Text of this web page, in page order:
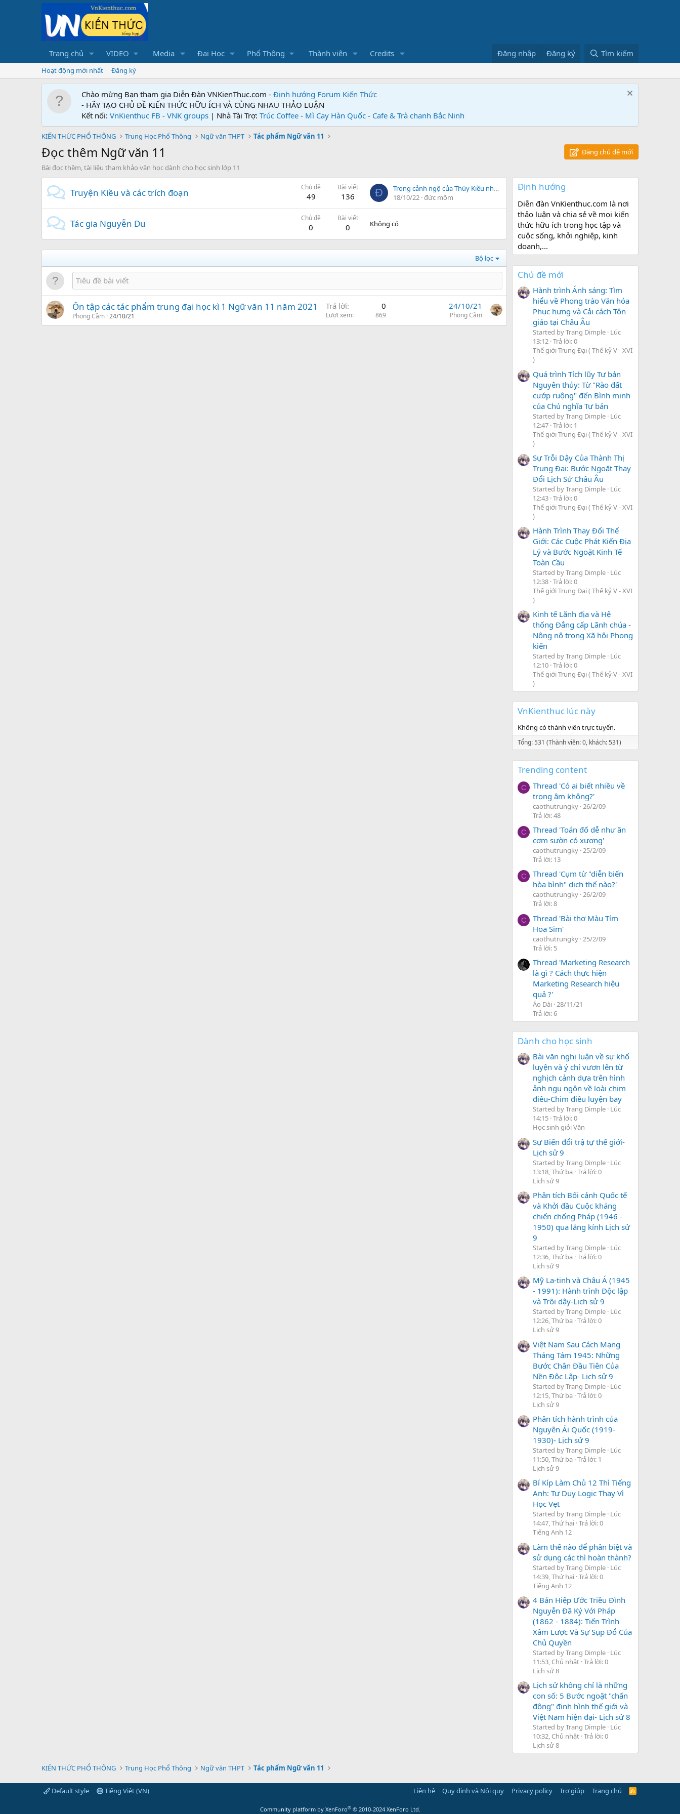
Trang chủ VIDEO Media Đại Học Phổ Thông Thành viên Credits Đăng nhập Đăng ký Tìm kiếm
Hoạt động mới nhất Đăng ký
Chào mừng Bạn tham gia Diễn Đàn VNKienThuc.com - Định hướng Forum Kiến Thức
- HÃY TẠO CHỦ ĐỀ KIẾN THỨC HỮU ÍCH VÀ CÙNG NHAU THẢO LUẬN
Kết nối: VnKienthuc FB - VNK groups | Nhà Tài Trợ: Trúc Coffee - Mì Cay Hàn Quốc - Cafe & Trà chanh Bắc Ninh
KIẾN THỨC PHỔ THÔNG Trung Học Phổ Thông Ngữ văn THPT Tác phẩm Ngữ văn 11
Đọc thêm Ngữ văn 11
Đăng chủ đề mới
Bài đọc thêm, tài liệu tham khảo văn học dành cho học sinh lớp 11
Truyện Kiều và các trích đoạn Chủ đề
49
Bài viết
136 Đ
Trong cảnh ngộ của Thúy Kiều những lời nói trong "Trao duyên" là thích hợp hơn cả.
18/10/22 đức mõm
Tác gia Nguyễn Du Chủ đề
0
Bài viết
0 Không có
Bộ lọc
Ôn tập các tác phẩm trung đại học kì 1 Ngữ văn 11 năm 2021
Phong Cầm 24/10/21
Trả lời 0
Lượt xem 869
24/10/21
Phong Cầm
Định hướng
Diễn đàn VnKienthuc.com là nơi
thảo luận và chia sẻ về mọi kiến
thức hữu ích trong học tập và
cuộc sống, khởi nghiệp, kinh
doanh,...
Chủ đề mới
Hành trình Ánh sáng: Tìm
hiểu về Phong trào Văn hóa
Phục hưng và Cải cách Tôn
giáo tại Châu Âu
Started by Trang Dimple Lúc
13:12 Trả lời: 0
Thế giới Trung Đại ( Thế kỷ V - XVI
)
Quá trình Tích lũy Tư bản
Nguyên thủy: Từ "Rào đất
cướp ruộng" đến Bình minh
của Chủ nghĩa Tư bản
Started by Trang Dimple Lúc
12:47 Trả lời: 1
Thế giới Trung Đại ( Thế kỷ V - XVI
)
Sự Trỗi Dậy Của Thành Thị
Trung Đại: Bước Ngoặt Thay
Đổi Lịch Sử Châu Âu
Started by Trang Dimple Lúc
12:43 Trả lời: 0
Thế giới Trung Đại ( Thế kỷ V - XVI
)
Hành Trình Thay Đổi Thế
Giới: Các Cuộc Phát Kiến Địa
Lý và Bước Ngoặt Kinh Tế
Toàn Cầu
Started by Trang Dimple Lúc
12:38 Trả lời: 0
Thế giới Trung Đại ( Thế kỷ V - XVI
)
Kinh tế Lãnh địa và Hệ
thống Đẳng cấp Lãnh chúa -
Nông nô trong Xã hội Phong
kiến
Started by Trang Dimple Lúc
12:10 Trả lời: 0
Thế giới Trung Đại ( Thế kỷ V - XVI
)
VnKienthuc lúc này
Không có thành viên trực tuyến.
Tổng: 531 (Thành viên: 0, khách: 531)
Trending content
C
Thread 'Có ai biết nhiều về
trọng âm không?'
caothutrungky 26/2/09
Trả lời: 48
C
Thread 'Toán đố dễ như ăn
cơm sườn có xương'
caothutrungky 25/2/09
Trả lời: 13
C
Thread 'Cụm từ "diễn biến
hòa bình" dịch thế nào?'
caothutrungky 26/2/09
Trả lời: 8
C
Thread 'Bài thơ Màu Tím
Hoa Sim'
caothutrungky 25/2/09
Trả lời: 5
Thread 'Marketing Research
là gì ? Cách thực hiện
Marketing Research hiệu
quả ?'
Áo Dài 28/11/21
Trả lời: 6
Dành cho học sinh
Bài văn nghị luận về sự khổ
luyện và ý chí vươn lên từ
nghịch cảnh dựa trên hình
ảnh ngụ ngôn về loài chim
điêu-Chim điêu luyện bay
Started by Trang Dimple Lúc
14:15 Trả lời: 0
Học sinh giỏi Văn
Sự Biến đổi trậ tự thế giới-
Lịch sử 9
Started by Trang Dimple Lúc
13:18, Thứ ba Trả lời: 0
Lịch sử 9
Phân tích Bối cảnh Quốc tế
và Khởi đầu Cuộc kháng
chiến chống Pháp (1946 -
1950) qua lăng kính Lịch sử
9
Started by Trang Dimple Lúc
12:36, Thứ ba Trả lời: 0
Lịch sử 9
Mỹ La-tinh và Châu Á (1945
- 1991): Hành trình Độc lập
và Trỗi dậy-Lịch sử 9
Started by Trang Dimple Lúc
12:26, Thứ ba Trả lời: 0
Lịch sử 9
Việt Nam Sau Cách Mạng
Tháng Tám 1945: Những
Bước Chân Đầu Tiên Của
Nền Độc Lập- Lịch sử 9
Started by Trang Dimple Lúc
12:15, Thứ ba Trả lời: 0
Lịch sử 9
Phân tích hành trình của
Nguyễn Ái Quốc (1919-
1930)- Lịch sử 9
Started by Trang Dimple Lúc
11:50, Thứ ba Trả lời: 1
Lịch sử 9
Bí Kíp Làm Chủ 12 Thì Tiếng
Anh: Tư Duy Logic Thay Vì
Học Vẹt
Started by Trang Dimple Lúc
14:47, Thứ hai Trả lời: 0
Tiếng Anh 12
Làm thế nào để phân biệt và
sử dụng các thì hoàn thành?
Started by Trang Dimple Lúc
14:39, Thứ hai Trả lời: 0
Tiếng Anh 12
4 Bản Hiệp Ước Triều Đình
Nguyễn Đã Ký Với Pháp
(1862 - 1884): Tiến Trình
Xâm Lược Và Sự Sụp Đổ Của
Chủ Quyền
Started by Trang Dimple Lúc
11:53, Chủ nhật Trả lời: 0
Lịch sử 8
Lịch sử không chỉ là những
con số: 5 Bước ngoặt "chấn
động" định hình thế giới và
Việt Nam hiện đại- Lịch sử 8
Started by Trang Dimple Lúc
10:32, Chủ nhật Trả lời: 0
Lịch sử 8
KIẾN THỨC PHỔ THÔNG Trung Học Phổ Thông Ngữ văn THPT Tác phẩm Ngữ văn 11
Default style Tiếng Việt (VN) Liên hệ Quy định và Nội quy Privacy policy Trợ giúp Trang chủ
R
Community platform by XenForo® © 2010-2024 XenForo Ltd.